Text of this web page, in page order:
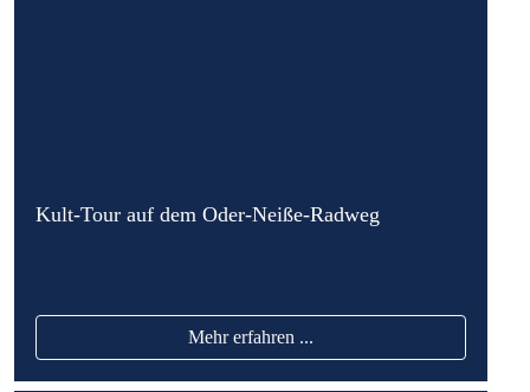
Kult-Tour auf dem Oder-Neiße-Radweg
Mehr erfahren ...